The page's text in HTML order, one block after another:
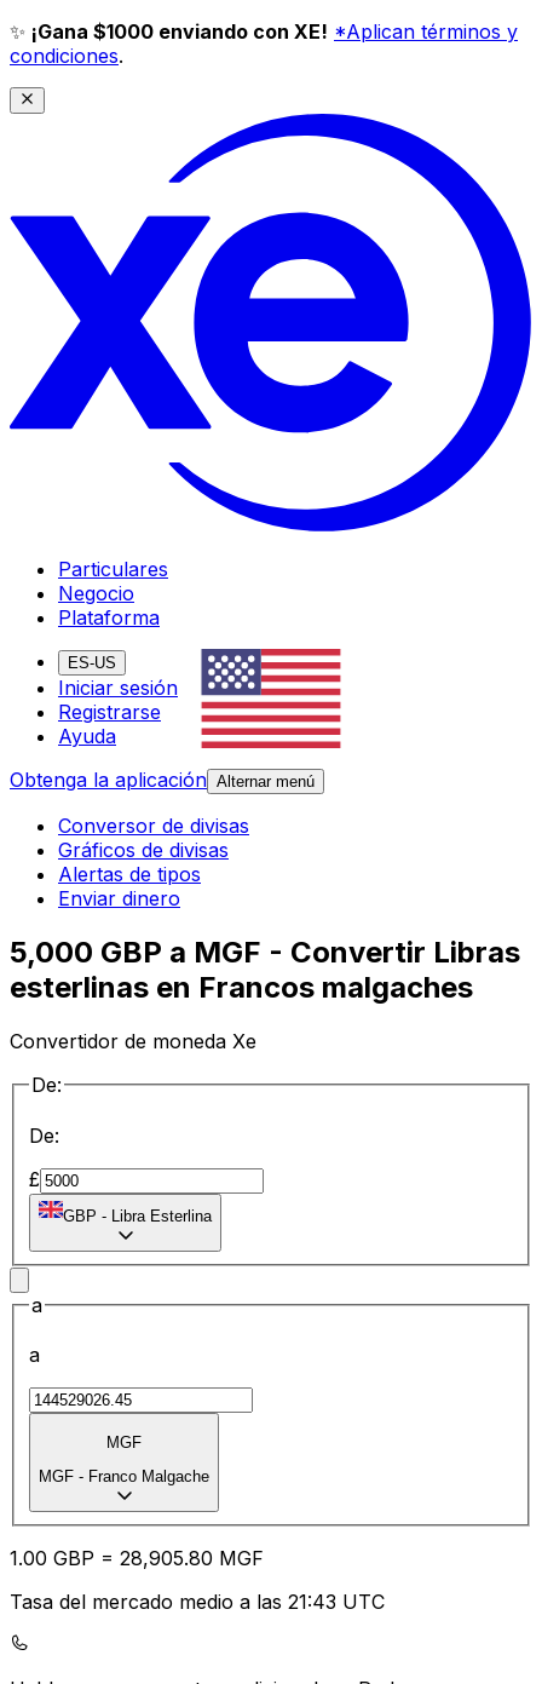
✨ ¡Gana $1000 enviando con XE! *Aplican términos y
condiciones.
Particulares
Negocio
Plataforma
ES-US
Iniciar sesión
Registrarse
Ayuda
Obtenga la aplicación Alternar menú
Conversor de divisas
Gráficos de divisas
Alertas de tipos
Enviar dinero
5,000 GBP a MGF - Convertir Libras
esterlinas en Francos malgaches
Convertidor de moneda Xe
De:
De:
£
GBP - Libra Esterlina
a
a
MGF
MGF - Franco Malgache
1.00 GBP = 28,905.80 MGF
Tasa del mercado medio a las 21:43 UTC